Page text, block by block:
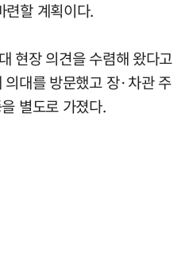
련할 계획이다.
현장 의견을 수렴해 왔다고
대를 방문했고 장·차관 주
별도로 가졌다.